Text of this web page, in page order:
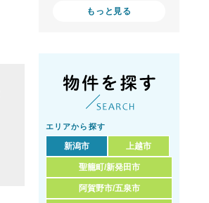
もっと見る
エリアから探す
新潟市 上越市
聖籠町/新発田市
阿賀野市/五泉市